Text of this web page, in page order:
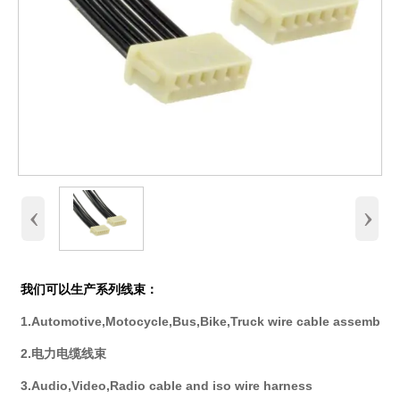
‹ ›
我们可以生产系列线束：
1.Automotive,Motocycle,Bus,Bike,Truck wire cable assembly
2.电力电缆线束
3.Audio,Video,Radio cable and iso wire harness